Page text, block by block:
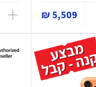
5,509 ₪